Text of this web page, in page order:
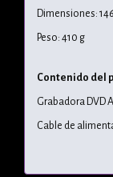
Dimensiones:
Peso: 410 g
Contenido del
Grabadora DVD
Cable de